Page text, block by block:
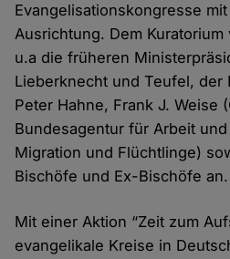
Evangelisationskongresse
Ausrichtung. Dem
u.a die früheren
Lieberknecht und Teufel, der
Peter Hahne, Frank J. Weise
Bundesagentur für Arbeit
Migration und Flüchtlinge)
Bischöfe und Ex-Bischöfe an.
Mit einer Aktion “Zeit zum
evangelikale Kreise in